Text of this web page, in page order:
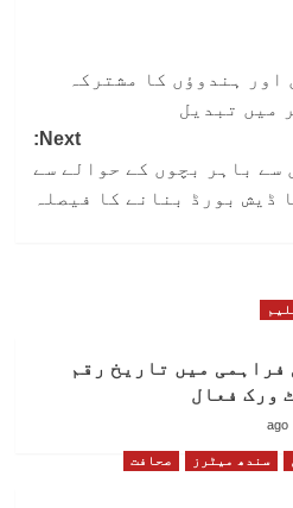
ہندوؤں کا مشترکہ
میں تبدیل
Next:
سے باہر بچوں کے حوالے سے
ڈیش بورڈ بنانے کا فیصلہ
میں تاریخ رقم
ورک فعال
سندھ میٹرز صحافت